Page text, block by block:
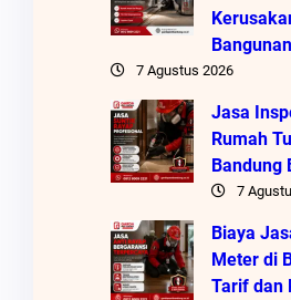
Bangunan
7 Agustus 2026
Jasa
Rumah
Bandung
7
Biaya
Meter di
Tarif dan